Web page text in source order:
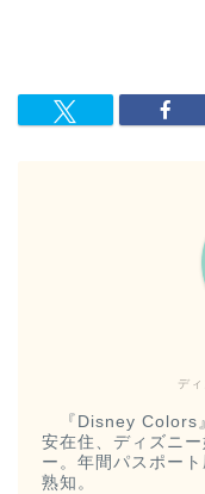
デ
『Disney Colors
安在住、ディズニ
ー。年間パスポー
熟知。